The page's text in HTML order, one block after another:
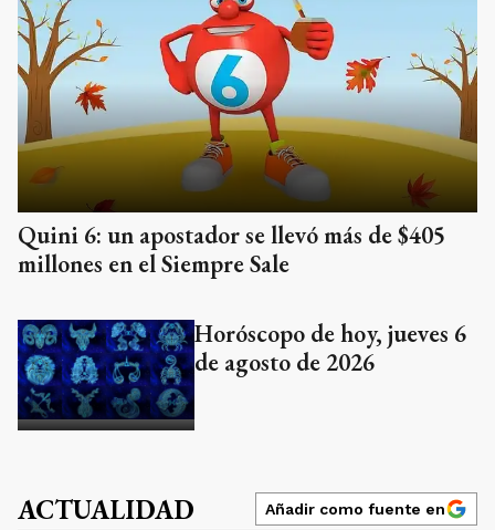
Quini 6: un apostador se llevó más de $405
millones en el Siempre Sale
Horóscopo de hoy, jueves 6
de agosto de 2026
ACTUALIDAD Añadir como fuente en